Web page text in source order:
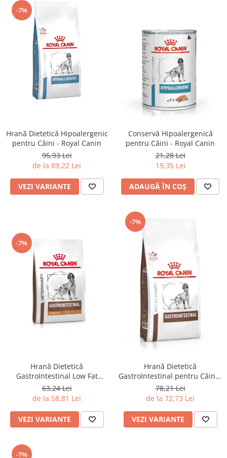
-7%
Hrană Dietetică Hipoalergenic
pentru Câini - Royal Canin
95,93 Lei
de la 89,22 Lei
VEZI VARIANTE
Conservă Hipoalergenică
pentru Câini - Royal Canin
21,28 Lei
19,35 Lei
ADAUGĂ ÎN COȘ
-7%
Hrană Dietetică
GastroIntestinal Low Fat
pentru Câini - Royal Canin
63,24 Lei
de la 58,81 Lei
VEZI VARIANTE
-7%
Hrană Dietetică
GastroIntestinal pentru Câini -
Royal Canin
78,21 Lei
de la 72,73 Lei
VEZI VARIANTE
-7%